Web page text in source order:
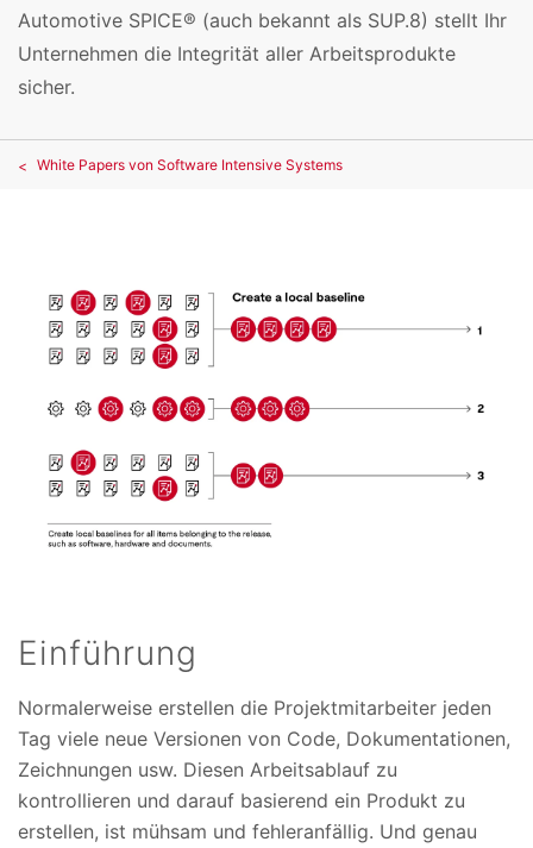
Automotive SPICE® (auch bekannt als SUP.8) stellt Ihr
Unternehmen die Integrität aller Arbeitsprodukte
sicher.
White Papers von Software Intensive Systems
Einführung
Normalerweise erstellen die Projektmitarbeiter jeden
Tag viele neue Versionen von Code, Dokumentationen,
Zeichnungen usw. Diesen Arbeitsablauf zu
kontrollieren und darauf basierend ein Produkt zu
erstellen, ist mühsam und fehleranfällig. Und genau